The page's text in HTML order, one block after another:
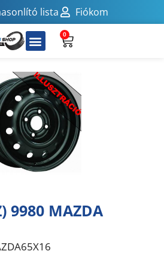
lista Fiókom
0
9980 MAZDA